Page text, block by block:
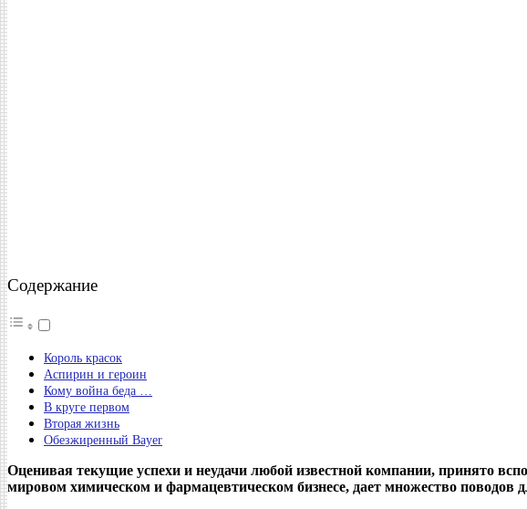
Содержание
Король красок
Аспирин и героин
Кому война беда …
В круге первом
Вторая жизнь
Обезжиренный Bayer
Оценивая текущие успехи и неудачи любой известной компании, принято
мировом химическом и фармацевтическом бизнесе, дает множество поводов